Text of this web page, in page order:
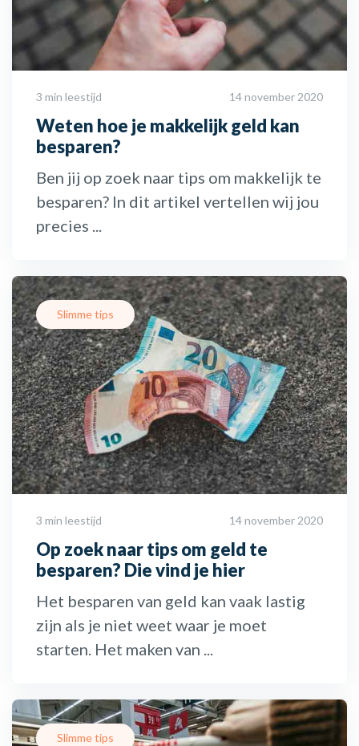
3 min leestijd 14 november 2020
Weten hoe je makkelijk geld kan
besparen?
Ben jij op zoek naar tips om makkelijk te
besparen? In dit artikel vertellen wij jou
precies ...
Slimme tips
3 min leestijd 14 november 2020
Op zoek naar tips om geld te
besparen? Die vind je hier
Het besparen van geld kan vaak lastig
zijn als je niet weet waar je moet
starten. Het maken van ...
Slimme tips